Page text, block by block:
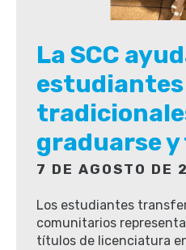
La SCC
estudiantes
graduarse
7 DE AGOSTO DE
Los estudiantes
comunitarios
títulos de licenciatura